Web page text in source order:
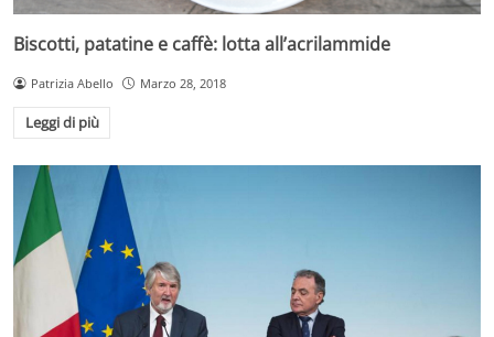
Biscotti, patatine e caffè: lotta all’acrilammide
Patrizia Abello Marzo 28, 2018
Leggi di più